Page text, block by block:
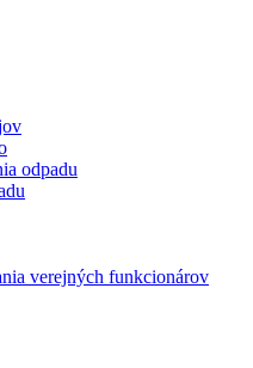
odpadu
verejných funkcionárov